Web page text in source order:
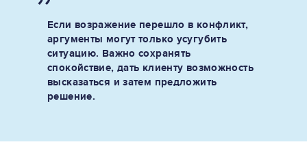
Если возражение перешло в конфликт,
аргументы могут только усугубить
ситуацию. Важно сохранять
спокойствие, дать клиенту возможность
высказаться и затем предложить
решение.